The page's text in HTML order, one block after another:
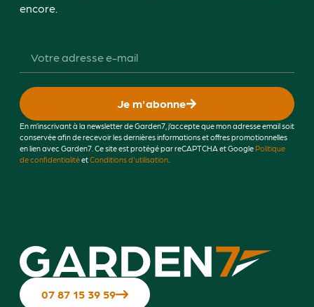
encore.
Je m'abonne
En m’inscrivant à la newsletter de Garden7, j’accepte que mon adresse email soit
conservée afin de recevoir les dernières informations et offres promotionnelles
en lien avec Garden7. Ce site est protégé par reCAPTCHA et GooglePolitique
de confidentialitéetConditions d'utilisation.
07 87 15 39 59